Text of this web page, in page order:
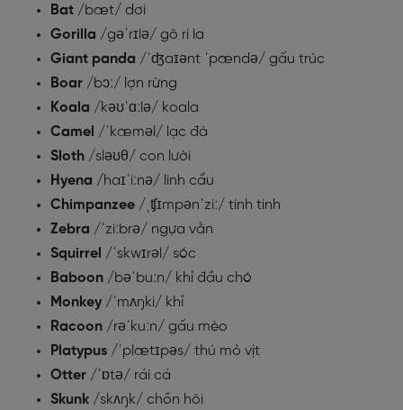
Bat /bæt/ dơi
Gorilla /gəˈrɪlə/ gô ri la
Giant panda /ˈʤaɪənt ˈpændə/ gấu trúc
Boar /bɔː/ lợn rừng
Koala /kəʊˈɑːlə/ koala
Camel /ˈkæməl/ lạc đà
Sloth /sləʊθ/ con lười
Hyena /haɪˈiːnə/ linh cẩu
Chimpanzee /ˌʧɪmpənˈziː/ tinh tinh
Zebra /ˈziːbrə/ ngựa vằn
Squirrel /ˈskwɪrəl/ sóc
Baboon /bəˈbuːn/ khỉ đầu chó
Monkey /ˈmʌŋki/ khỉ
Racoon /rəˈkuːn/ gấu mèo
Platypus /ˈplætɪpəs/ thú mỏ vịt
Otter /ˈɒtə/ rái cá
Skunk /skʌŋk/ chồn hôi